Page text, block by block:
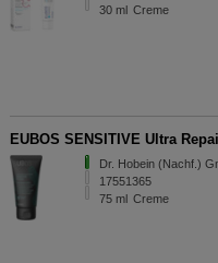
30 ml Creme
EUBOS SENSITIVE Ultra
Dr. Hobein (Nachf.)
17551365
75 ml Creme